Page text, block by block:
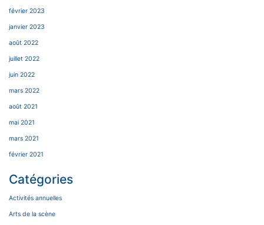
février 2023
janvier 2023
août 2022
juillet 2022
juin 2022
mars 2022
août 2021
mai 2021
mars 2021
février 2021
Catégories
Activités annuelles
Arts de la scène